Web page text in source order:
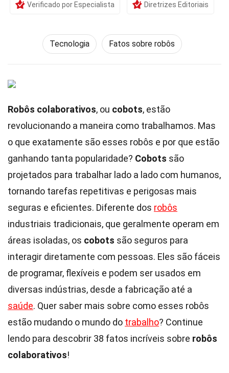
Verificado por Especialista Diretrizes Editoriais
Tecnologia Fatos sobre robôs
Robôs colaborativos, ou cobots, estão
revolucionando a maneira como trabalhamos. Mas
o que exatamente são esses robôs e por que estão
ganhando tanta popularidade? Cobots são
projetados para trabalhar lado a lado com humanos,
tornando tarefas repetitivas e perigosas mais
seguras e eficientes. Diferente dos robôs
industriais tradicionais, que geralmente operam em
áreas isoladas, os cobots são seguros para
interagir diretamente com pessoas. Eles são fáceis
de programar, flexíveis e podem ser usados em
diversas indústrias, desde a fabricação até a
saúde. Quer saber mais sobre como esses robôs
estão mudando o mundo do trabalho? Continue
lendo para descobrir 38 fatos incríveis sobre robôs
colaborativos!